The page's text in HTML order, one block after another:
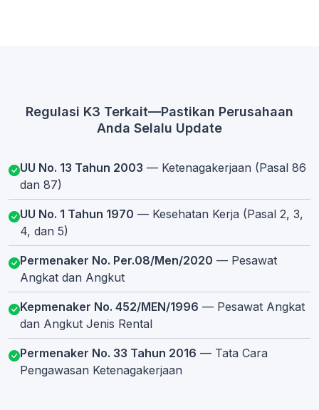
Regulasi K3 Terkait—Pastikan Perusahaan
Anda Selalu Update
UU No. 13 Tahun 2003 — Ketenagakerjaan (Pasal 86
dan 87)
UU No. 1 Tahun 1970 — Kesehatan Kerja (Pasal 2, 3,
4, dan 5)
Permenaker No. Per.08/Men/2020 — Pesawat
Angkat dan Angkut
Kepmenaker No. 452/MEN/1996 — Pesawat Angkat
dan Angkut Jenis Rental
Permenaker No. 33 Tahun 2016 — Tata Cara
Pengawasan Ketenagakerjaan